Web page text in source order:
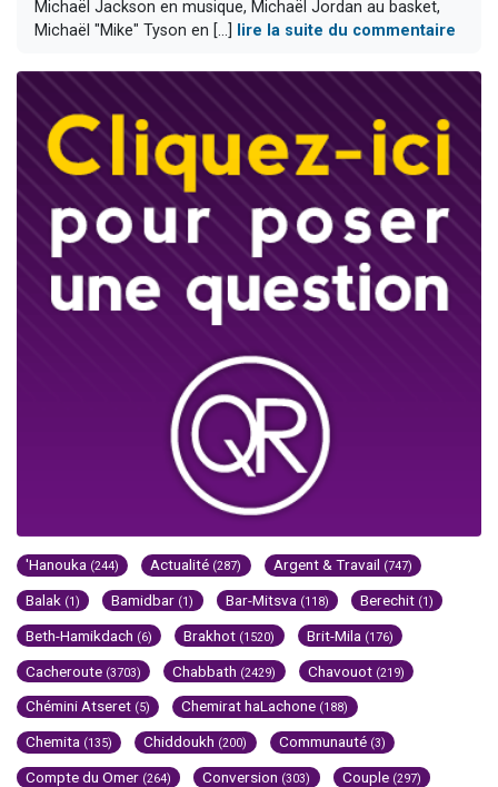
Michaël Jackson en musique, Michaël Jordan au basket,
Michaël "Mike" Tyson en [...]
lire la suite du commentaire
'Hanouka (244) Actualité (287) Argent & Travail (747)
Balak (1) Bamidbar (1) Bar-Mitsva (118) Berechit (1)
Beth-Hamikdach (6) Brakhot (1520) Brit-Mila (176)
Cacheroute (3703) Chabbath (2429) Chavouot (219)
Chémini Atseret (5) Chemirat haLachone (188)
Chemita (135) Chiddoukh (200) Communauté (3)
Compte du Omer (264) Conversion (303) Couple (297)